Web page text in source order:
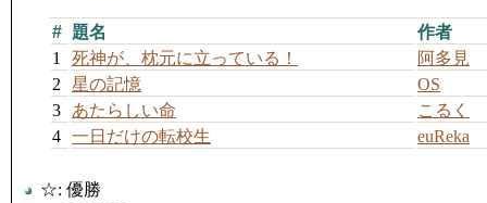
# 題名
作者
1
死神が、枕元に立っている！
阿多見
2
星の記憶
OS
3
あたらしい命
こるく
4 一日だけの転校生 euReka
☆: 優勝